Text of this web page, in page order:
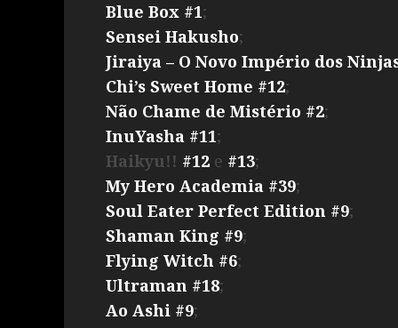
Blue Box #1;
Sensei Hakusho;
Jiraiya – O Novo Império dos
Chi’s Sweet Home #12;
Não Chame de Mistério #2;
InuYasha #11;
Haikyu!! #12 e #13;
My Hero Academia #39;
Soul Eater Perfect Edition #9;
Shaman King #9;
Flying Witch #6;
Ultraman #18;
Ao Ashi #9;